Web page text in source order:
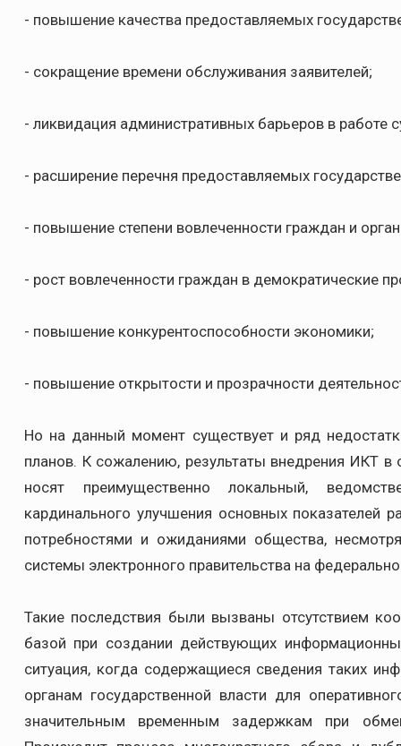
- повышение качества предоставляемых
- сокращение времени обслуживания заявителей;
- ликвидация административных барьеров в работе
- расширение перечня предоставляемых
- повышение степени вовлеченности граждан и
- рост вовлеченности граждан в демократические
- повышение конкурентоспособности экономики;
- повышение открытости и прозрачности
Но на данный момент существует и ряд
планов. К сожалению, результаты внедрения ИКТ в
носят преимущественно локальный,
кардинального улучшения основных показателей
потребностями и ожиданиями общества,
системы электронного правительства на
Такие последствия были вызваны отсутствием
базой при создании действующих
ситуация, когда содержащиеся сведения таких
органам государственной власти для
значительным временным задержкам при